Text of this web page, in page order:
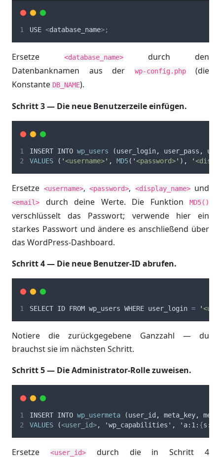
USE <database_name>;
Ersetze <database_name>
durch den
Datenbanknamen aus der
wp-config.php(die
Konstante DB_NAME).
Schritt 3 — Die neue Benutzerzeile einfügen.
INSERT INTO wp_users (user_login, user_pass ,
VALUES ( '<username>' , MD5( '<password>' ) , '
Ersetze <username>, <password>, <display_name>und
<email> durch deine Werte. Die Funktion MD5()
verschlüsselt das Passwort; verwende hier ein
starkes Passwort und ändere es anschließend über
das WordPress-Dashboard.
Schritt 4 — Die neue Benutzer-ID abrufen.
SELECT ID FROM wp_users WHERE user_login = '
Notiere die zurückgegebene Ganzzahl — du
brauchst sie im nächsten Schritt.
Schritt 5 — Die Administrator-Rolle zuweisen.
INSERT INTO wp_usermeta (user_id , meta_key,
VALUES (<user_id>, 'wp_capabilities', 'a:1: {s :
Ersetze <user_id>durch die in Schritt 4